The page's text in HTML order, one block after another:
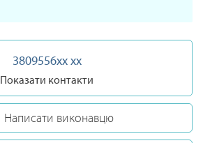
3809556xx xx
Показати контакти
Написати виконавцю